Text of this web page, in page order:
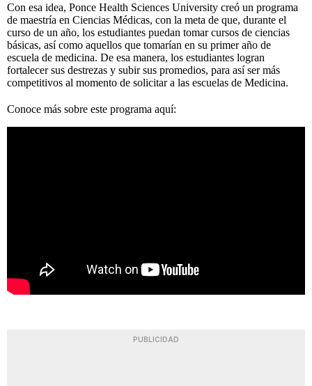
Con esa idea, Ponce Health Sciences University creó un programa
de maestría en Ciencias Médicas, con la meta de que, durante el
curso de un año, los estudiantes puedan tomar cursos de ciencias
básicas, así como aquellos que tomarían en su primer año de
escuela de medicina. De esa manera, los estudiantes logran
fortalecer sus destrezas y subir sus promedios, para así ser más
competitivos al momento de solicitar a las escuelas de Medicina.
Conoce más sobre este programa aquí:
PUBLICIDAD